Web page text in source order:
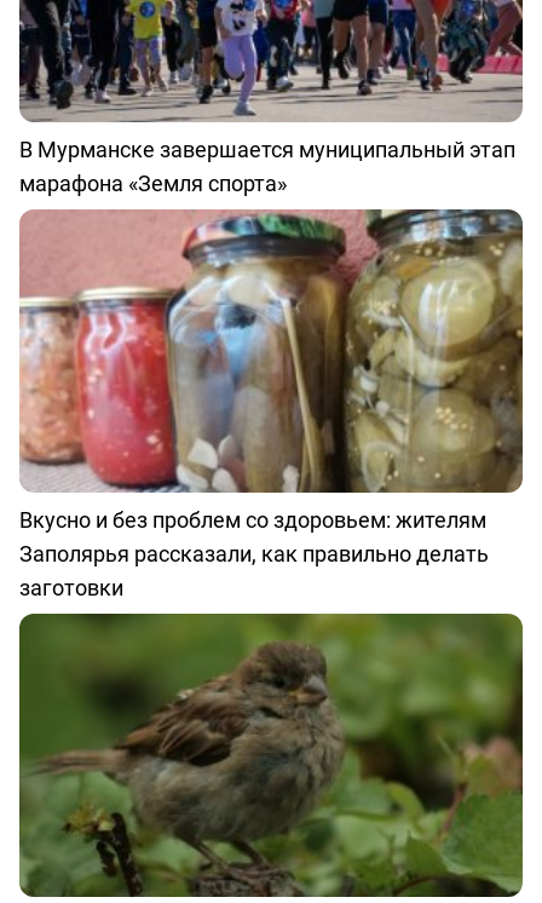
В Мурманске завершается муниципальный этап
марафона «Земля спорта»
Вкусно и без проблем со здоровьем: жителям
Заполярья рассказали, как правильно делать
заготовки